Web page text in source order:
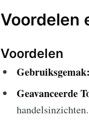
Voordelen
Voordelen
Gebruiksgemak:
Geavanceerde
handelsinzichten.